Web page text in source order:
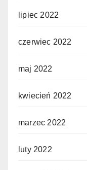
lipiec 2022
czerwiec 2022
maj 2022
kwiecień 2022
marzec 2022
luty 2022